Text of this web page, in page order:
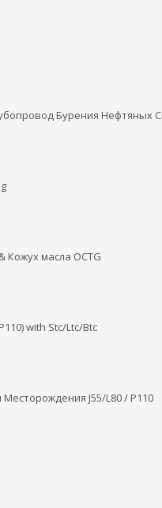
Бурения Нефтяных
Кожух масла OCTG
with Stc/Ltc/Btc
J55/L80 / P110